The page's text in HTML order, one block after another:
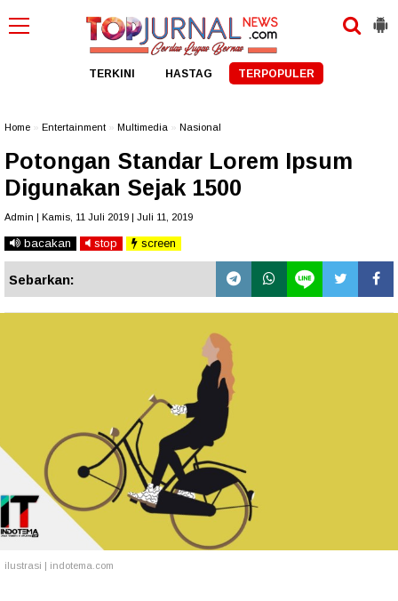
TERKINI HASTAG TERPOPULER
Home Entertainment Multimedia Nasional
Potongan Standar Lorem Ipsum
Digunakan Sejak 1500
Admin | Kamis, 11 Juli 2019 | Juli 11, 2019
bacakan stop screen
Sebarkan:
ilustrasi | indotema.com